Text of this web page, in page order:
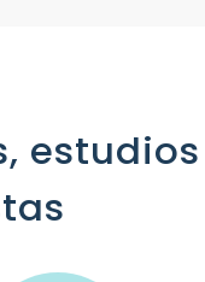
estudios